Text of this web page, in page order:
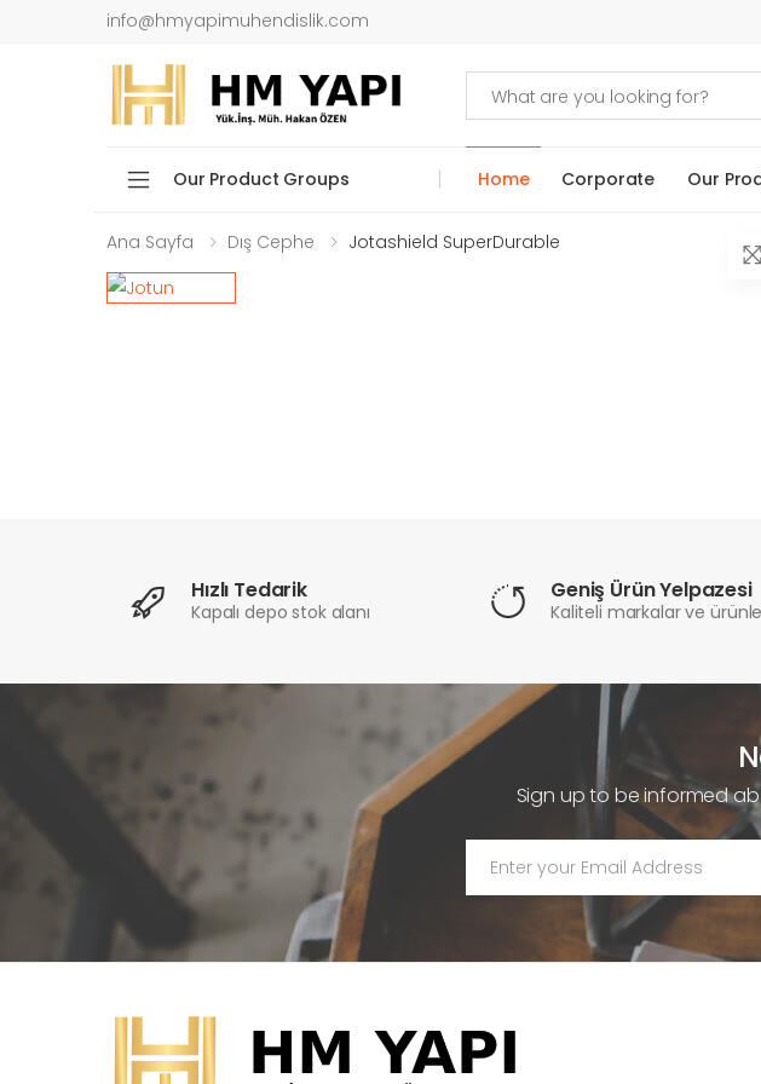
info@hmyapimuhendislik.com
Our Product Groups Home Corporate Our
Ana Sayfa Dış Cephe Jotashield SuperDurable
Hızlı Tedarik
Kapalı depo stok alanı
Geniş Ürün Yelpazesi
Kaliteli markalar ve
Sign up to be informed